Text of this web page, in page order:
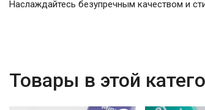
Наслаждайтесь безупречным качеством и
Товары в этой